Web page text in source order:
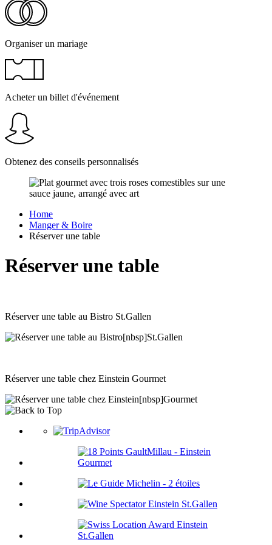
Organiser un mariage
Acheter un billet d'événement
Obtenez des conseils personnalisés
Home
Manger & Boire
Réserver une table
Réserver une table
Réserver une table au Bistro St.Gallen
Réserver une table chez Einstein Gourmet